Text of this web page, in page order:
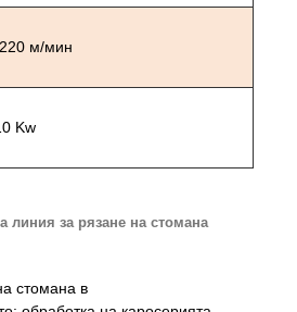
м/мин
Kw
линия за рязане на стомана
стомана в